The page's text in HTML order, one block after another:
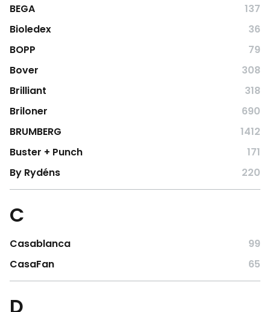
BEGA
137
Bioledex
36
BOPP
79
Bover
308
Brilliant
318
Briloner
690
BRUMBERG
1412
Buster + Punch
171
By Rydéns
220
C
Casablanca
99
CasaFan
65
D